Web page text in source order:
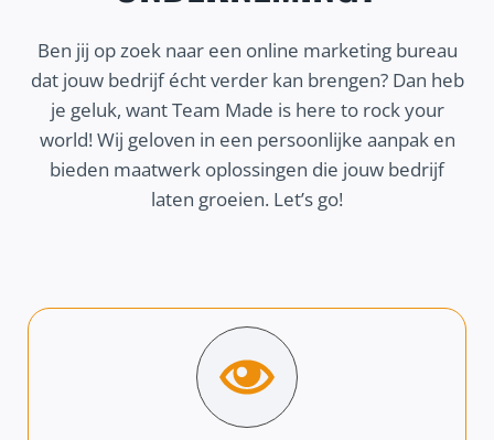
Ben jij op zoek naar een online marketing bureau
dat jouw bedrijf écht verder kan brengen? Dan heb
je geluk, want Team Made is here to rock your
world! Wij geloven in een persoonlijke aanpak en
bieden maatwerk oplossingen die jouw bedrijf
laten groeien. Let’s go!